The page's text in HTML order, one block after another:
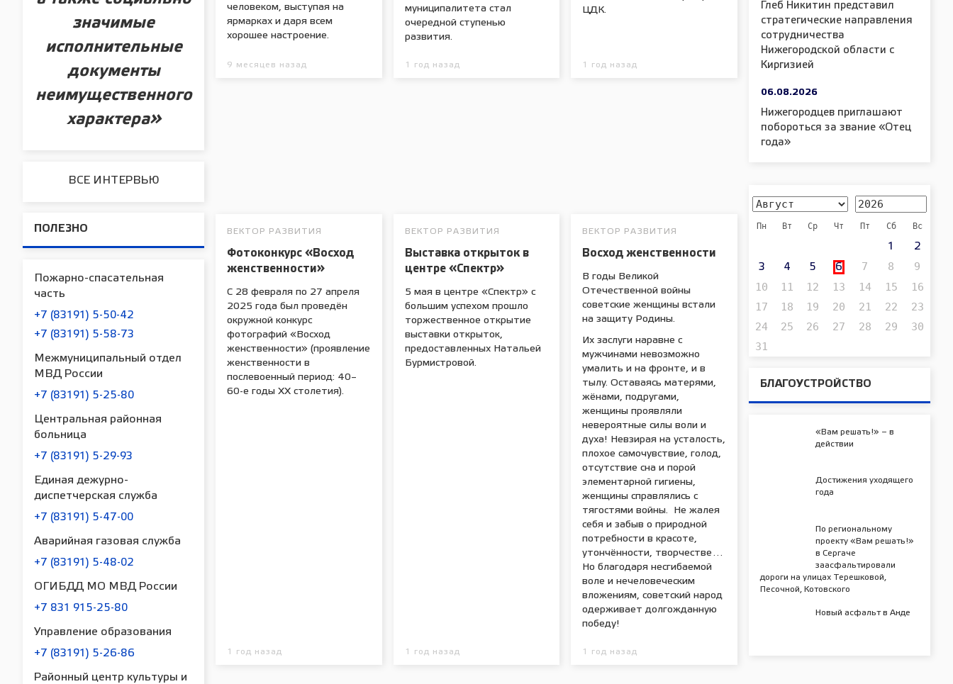
значимые
исполнительные
документы
неимущественного
характера»
ВСЕ ИНТЕРВЬЮ
ПОЛЕЗНО
Пожарно-спасательная
часть
+7 (83191) 5-50-42
+7 (83191) 5-58-73
Межмуниципальный отдел
МВД России
+7 (83191) 5-25-80
Центральная районная
больница
+7 (83191) 5-29-93
Единая дежурно-
диспетчерская служба
+7 (83191) 5-47-00
Аварийная газовая служба
+7 (83191) 5-48-02
ОГИБДД МО МВД России
+7 831 915-25-80
Управление образования
+7 (83191) 5-26-86
Районный центр культуры и
человеком, выступая на
ярмарках и даря всем
хорошее настроение.
9 месяцев назад
муниципалитета стал
очередной ступенью
развития.
1 год назад
ЦДК.
1 год назад
ВЕКТОР РАЗВИТИЯ
Фотоконкурс «Восход
женственности»
С 28 февраля по 27 апреля
2025 года был проведён
окружной конкурс
фотографий «Восход
женственности» (проявление
женственности в
послевоенный период: 40–
60-е годы XX столетия).
1 год назад
ВЕКТОР РАЗВИТИЯ
Выставка открыток в
центре «Спектр»
5 мая в центре «Спектр» с
большим успехом прошло
торжественное открытие
выставки открыток,
предоставленных Натальей
Бурмистровой.
1 год назад
ВЕКТОР РАЗВИТИЯ
Восход женственности
В годы Великой
Отечественной войны
советские женщины встали
на защиту Родины.
Их заслуги наравне с
мужчинами невозможно
умалить и на фронте, и в
тылу. Оставаясь матерями,
жёнами, подругами,
женщины проявляли
невероятные силы воли и
духа! Невзирая на усталость,
плохое самочувствие, голод,
отсутствие сна и порой
элементарной гигиены,
женщины справлялись с
тягостями войны. Не жалея
себя и забыв о природной
потребности в красоте,
утончённости, творчестве…
Но благодаря несгибаемой
воле и нечеловеческим
вложениям, советский народ
одерживает долгожданную
победу!
1 год назад
Глеб Никитин представил
стратегические направления
сотрудничества
Нижегородской области с
Киргизией
06.08.2026
Нижегородцев приглашают
побороться за звание «Отец
года»
Пн Вт Ср Чт Пт Сб Вс
1 2
3 4 5 6 7 8
9
10
11 12 13 14 15
16
17
18 19 20 21 22
23
24
25 26 27 28 29
30
31
БЛАГОУСТРОЙСТВО
«Вам решать!» – в
действии
Достижения уходящего
года
По региональному
проекту «Вам решать!»
в Сергаче
заасфальтировали
дороги на улицах Терешковой,
Песочной, Котовского
Новый асфальт в Анде